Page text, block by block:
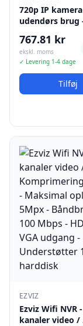
720p IP
udendørs brug
767.81 kr
ekskl. moms
✓ Levering 1-4 dage
Tilføj
EZVIZ
Ezviz Wifi NVR
kanaler video /